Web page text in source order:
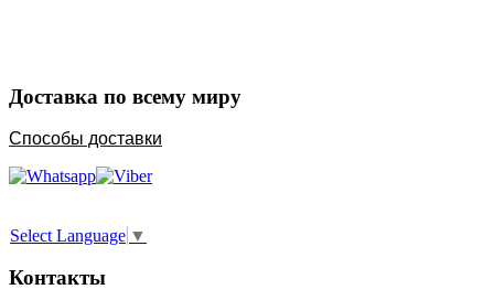
Доставка по всему миру
Способы доставки
Select Language ▼
Контакты